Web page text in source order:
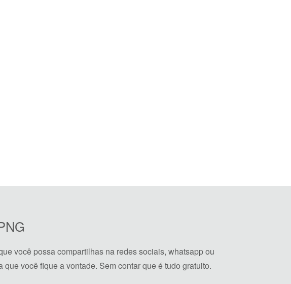
você possa compartilhas na redes sociais, whatsapp ou
você fique a vontade. Sem contar que é tudo gratuito.